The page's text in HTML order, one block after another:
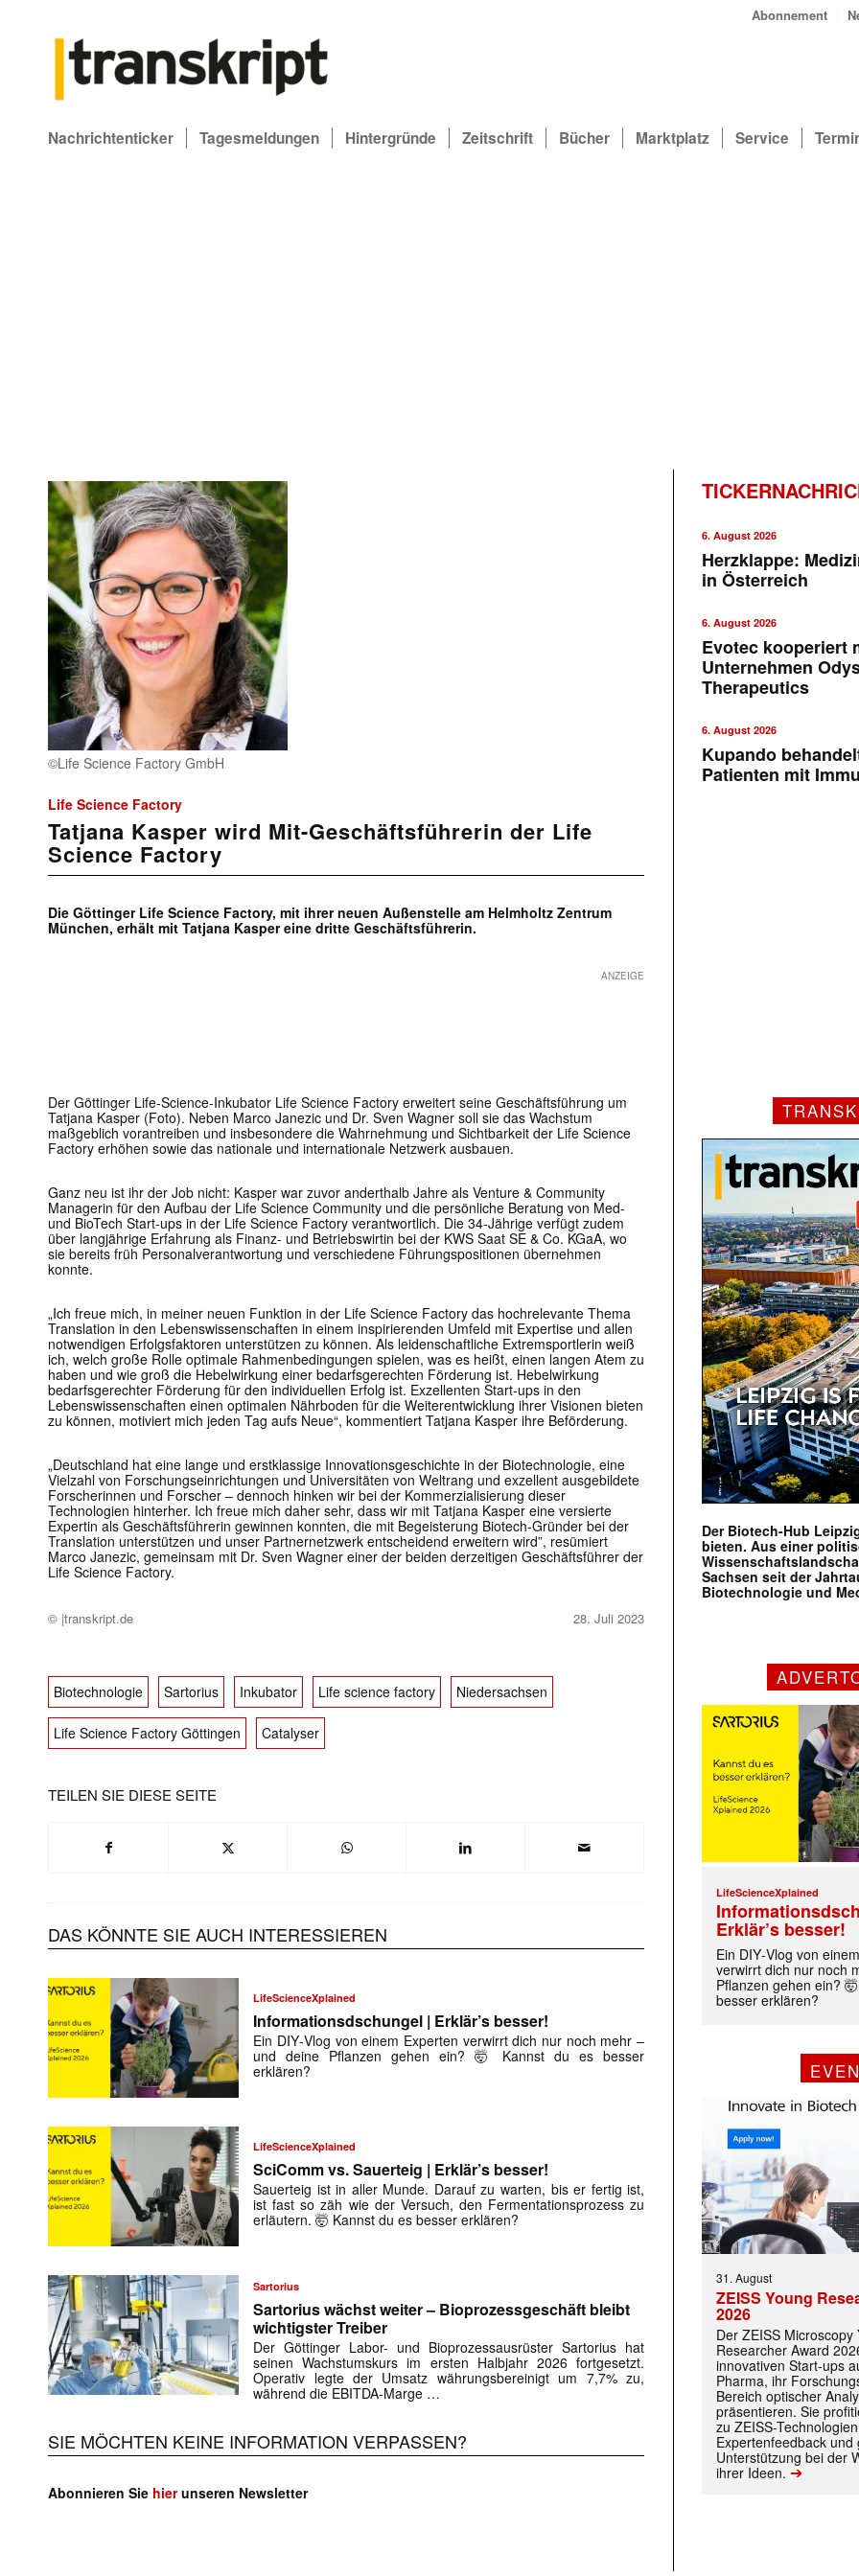
Mit dem |transkript-Newsletter jede Woche aktuell
Abonnement
Nachrichtenticker Tagesmeldungen Hintergründe Zeitschrift Bücher Marktplatz Service
©Life Science Factory GmbH
Life Science Factory
Tatjana Kasper wird Mit-Geschäftsführerin der Life
Science Factory
Die Göttinger Life Science Factory, mit ihrer neuen Außenstelle am Helmholtz Zentrum
München, erhält mit Tatjana Kasper eine dritte Geschäftsführerin.
ANZEIGE
Der Göttinger Life-Science-Inkubator Life Science Factory erweitert seine Geschäftsführung um
Tatjana Kasper (Foto). Neben Marco Janezic und Dr. Sven Wagner soll sie das Wachstum
maßgeblich vorantreiben und insbesondere die Wahrnehmung und Sichtbarkeit der Life Science
Factory erhöhen sowie das nationale und internationale Netzwerk ausbauen.
Ganz neu ist ihr der Job nicht: Kasper war zuvor anderthalb Jahre als Venture & Community
Managerin für den Aufbau der Life Science Community und die persönliche Beratung von Med-
und BioTech Start-ups in der Life Science Factory verantwortlich. Die 34-Jährige verfügt zudem
über langjährige Erfahrung als Finanz- und Betriebswirtin bei der KWS Saat SE & Co. KGaA, wo
sie bereits früh Personalverantwortung und verschiedene Führungspositionen übernehmen
konnte.
„Ich freue mich, in meiner neuen Funktion in der Life Science Factory das hochrelevante Thema
Translation in den Lebenswissenschaften in einem inspirierenden Umfeld mit Expertise und allen
notwendigen Erfolgsfaktoren unterstützen zu können. Als leidenschaftliche Extremsportlerin weiß
ich, welch große Rolle optimale Rahmenbedingungen spielen, was es heißt, einen langen Atem zu
haben und wie groß die Hebelwirkung einer bedarfsgerechten Förderung ist. Hebelwirkung
bedarfsgerechter Förderung für den individuellen Erfolg ist. Exzellenten Start-ups in den
Lebenswissenschaften einen optimalen Nährboden für die Weiterentwicklung ihrer Visionen bieten
zu können, motiviert mich jeden Tag aufs Neue“, kommentiert Tatjana Kasper ihre Beförderung.
„Deutschland hat eine lange und erstklassige Innovationsgeschichte in der Biotechnologie, eine
Vielzahl von Forschungseinrichtungen und Universitäten von Weltrang und exzellent ausgebildete
Forscherinnen und Forscher – dennoch hinken wir bei der Kommerzialisierung dieser
Technologien hinterher. Ich freue mich daher sehr, dass wir mit Tatjana Kasper eine versierte
Expertin als Geschäftsführerin gewinnen konnten, die mit Begeisterung Biotech-Gründer bei der
Translation unterstützen und unser Partnernetzwerk entscheidend erweitern wird”, resümiert
Marco Janezic, gemeinsam mit Dr. Sven Wagner einer der beiden derzeitigen Geschäftsführer der
Life Science Factory.
© |transkript.de 28. Juli 2023
Biotechnologie Sartorius Inkubator Life science factory Niedersachsen
Life Science Factory Göttingen Catalyser
TEILEN SIE DIESE SEITE
DAS KÖNNTE SIE AUCH INTERESSIEREN
LifeScienceXplained
Informationsdschungel | Erklär’s besser!
Ein DIY‑Vlog von einem Experten verwirrt dich nur noch mehr –
und deine Pflanzen gehen ein? 🤯 Kannst du es besser
erklären?
LifeScienceXplained
SciComm vs. Sauerteig | Erklär’s besser!
Sauerteig ist in aller Munde. Darauf zu warten, bis er fertig ist,
ist fast so zäh wie der Versuch, den Fermentationsprozess zu
erläutern. 🤯 Kannst du es besser erklären?
Sartorius
Sartorius wächst weiter – Bioprozessgeschäft bleibt
wichtigster Treiber
Der Göttinger Labor- und Bioprozessausrüster Sartorius hat
seinen Wachstumskurs im ersten Halbjahr 2026 fortgesetzt.
Operativ legte der Umsatz währungsbereinigt um 7,7% zu,
während die EBITDA-Marge …
SIE MÖCHTEN KEINE INFORMATION VERPASSEN?
Abonnieren Sie hierunseren Newsletter
6. August 2026
Herzklappe:
in Österreich
6. August 2026
Evotec kooperiert
Unternehmen
Therapeutics
6. August 2026
Kupando
Patienten mit
Der Biotech-Hub
bieten. Aus einer
Sachsen seit der
Biotechnologie und
LifeScienceXplained
Erklär’s besser!
Ein DIY‑Vlog von
verwirrt dich nur noch
Pflanzen gehen ein?
besser erklären?
31. August
ZEISS Young
2026
Der ZEISS Microscopy
Researcher Award
innovativen Start-ups
Pharma, ihr
Bereich optischer
präsentieren. Sie
zu ZEISS-
Expertenfeedback und
Unterstützung bei der
ihrer Ideen. ➔